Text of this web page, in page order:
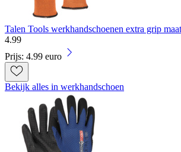
Talen Tools werkhandschoenen extra grip
4.99
Prijs: 4.99 euro
Bekijk alles in werkhandschoen